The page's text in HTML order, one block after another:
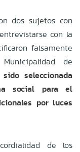
dos sujetos con
con la
falsamente
de
seleccionada
social para el
por luces
de los